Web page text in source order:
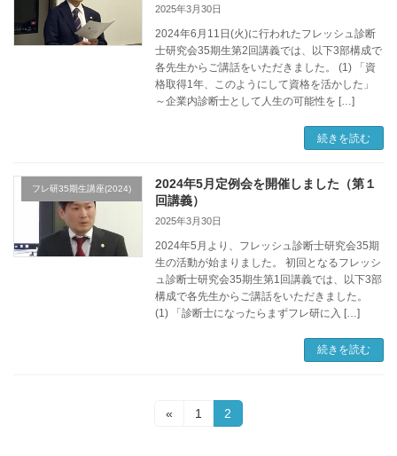
2025年3月30日
2024年6月11日(火)に行われたフレッシュ診断
士研究会35期生第2回講義では、以下3部構成で
各先生からご講話をいただきました。 (1) 「資
格取得1年、このようにして資格を活かした」
～企業内診断士として人生の可能性を […]
続きを読む
フレ研35期生講座(2024)
2024年5月定例会を開催しました（第１
回講義）
2025年3月30日
2024年5月より、フレッシュ診断士研究会35期
生の活動が始まりました。 初回となるフレッシ
ュ診断士研究会35期生第1回講義では、以下3部
構成で各先生からご講話をいただきました。
(1) 「診断士になったらまずフレ研に入 […]
続きを読む
«
固1
固
定
2